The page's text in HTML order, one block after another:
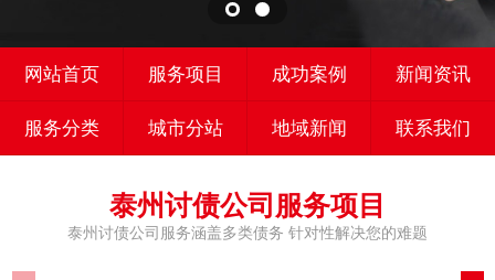
网站首页 服务项目 成功案例 新闻资讯
服务分类 城市分站 地域新闻 联系我们
泰州讨债公司服务项目
泰州讨债公司服务涵盖多类债务 针对性解决您的难题